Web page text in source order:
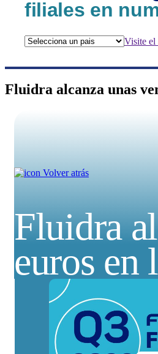
filiales en
Visite el
Fluidra alcanza unas
Volver atrás
Fluidra
euros en